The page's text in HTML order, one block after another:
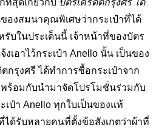
สุดเกี่ยวกับ บัตรเครดิตกรุงศรี ได้
องสมนาคุณพิเศษว่ากระเป๋าที่ได้
รับในประเด็นนี้ เจ้าหน้าที่ของบัตร
เอาไว้กระเป๋า Anello นั้น เป็นของ
กรุงศรี ได้ทำการซื้อกระเป๋าจาก
พร้อมกับนำมาจัดโปรโมชั่นร่วมกับ
เป๋า Anello ทุกใบเป็นของแท้
ด้รับหลายคนที่ตั้งข้อสังเกตว่าผ้าที่